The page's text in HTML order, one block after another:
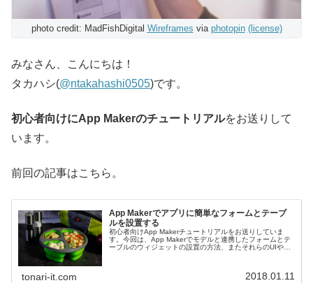
photo credit: MadFishDigital Wireframes via photopin (license)
みなさん、こんにちは！
タカハシ(@ntakahashi0505)です。
初心者向けにApp Makerのチュートリアルをお送りして
います。
前回の記事はこちら。
App Makerでアプリに簡単なフォームとテーブ
ルを設置する
初心者向けApp Makerチュートリアルをお送りしていま
す。今回は、App Makerでモデルと連携したフォームとテ
ーブルのウィジェットの設置の方法、またそれらのUIや動
tonari-it.com 2018.01.11